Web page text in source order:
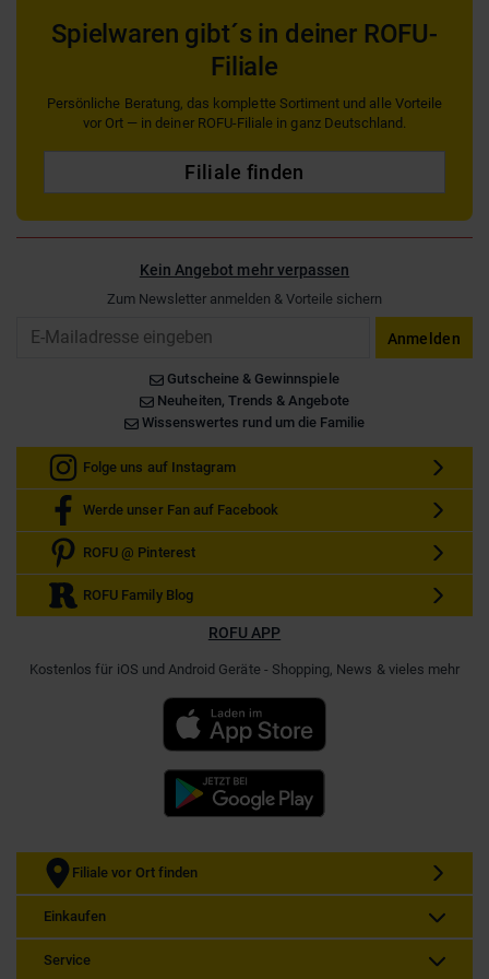
Spielwaren gibt´s in deiner ROFU-
Filiale
Persönliche Beratung, das komplette Sortiment und alle Vorteile
vor Ort — in deiner ROFU-Filiale in ganz Deutschland.
Filiale finden
Kein Angebot mehr verpassen
Zum Newsletter anmelden & Vorteile sichern
Anmelden
Gutscheine & Gewinnspiele
Neuheiten, Trends & Angebote
Wissenswertes rund um die Familie
Folge uns auf Instagram
Werde unser Fan auf Facebook
ROFU @ Pinterest
ROFU Family Blog
ROFU APP
Kostenlos für iOS und Android Geräte - Shopping, News & vieles mehr
Filiale vor Ort finden
Einkaufen
Service